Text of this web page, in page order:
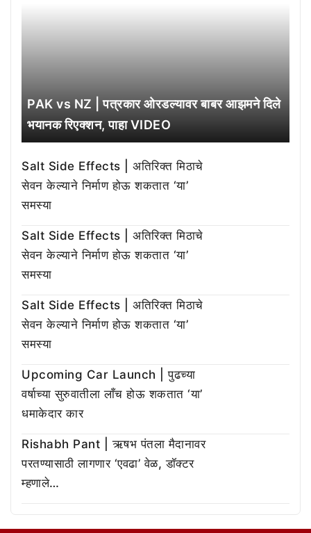
PAK vs NZ | पत्रकार ओरडल्यावर बाबर आझमने दिले
भयानक रिएक्शन, पाहा VIDEO
Salt Side Effects | अतिरिक्त मिठाचे
सेवन केल्याने निर्माण होऊ शकतात ‘या’
समस्या
Salt Side Effects | अतिरिक्त मिठाचे
सेवन केल्याने निर्माण होऊ शकतात ‘या’
समस्या
Salt Side Effects | अतिरिक्त मिठाचे
सेवन केल्याने निर्माण होऊ शकतात ‘या’
समस्या
Upcoming Car Launch | पुढच्या
वर्षाच्या सुरुवातीला लाँच होऊ शकतात ‘या’
धमाकेदार कार
Rishabh Pant | ऋषभ पंतला मैदानावर
परतण्यासाठी लागणार ‘एवढा’ वेळ, डॉक्टर
म्हणाले…